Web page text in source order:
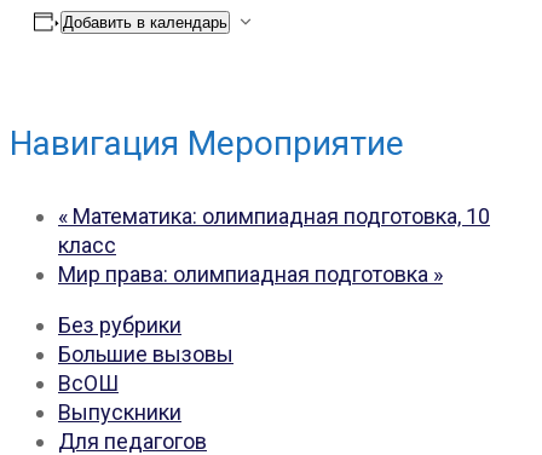
Добавить в календарь
Навигация Мероприятие
« Математика: олимпиадная подготовка, 10
класс
Мир права: олимпиадная подготовка »
Без рубрики
Большие вызовы
ВсОШ
Выпускники
Для педагогов